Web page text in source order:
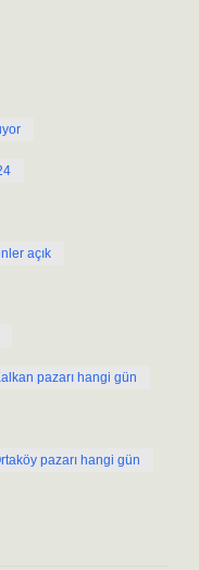
açık
pazarı hangi gün
pazarı hangi gün